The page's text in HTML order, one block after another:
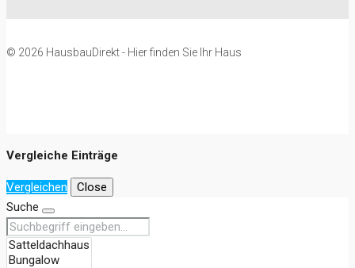
© 2026 HausbauDirekt - Hier finden Sie Ihr Haus
Vergleiche Einträge
Vergleichen
Close
Suche